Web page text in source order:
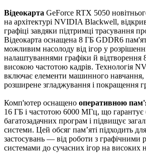
Відеокарта GeForce RTX 5050
на архітектурі NVIDIA Blackwell,
графіці завдяки підтримці трасування
Відеокарта оснащена 8 ГБ GDDR6
можливим насолоду від ігор у
налаштуваннями графіки й відтворення
високою частотою кадрів. Технологія
включає елементи машинного навчання,
розширене згладжування і покращення
Комп'ютер оснащено оперативною
16 ГБ і частотою 6000 МГц, що гарантує
багатозадачних програм і підвищує
системи. Цей обсяг пам’яті підходить
застосувань — від роботи з графічними
системами до сучасних ігор на високих